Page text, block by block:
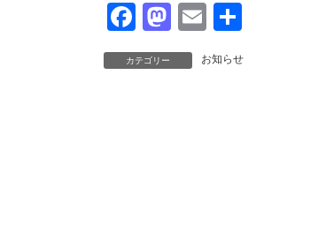
F
a
c
M
a
st
E
m
ail
カテゴリー お知らせ